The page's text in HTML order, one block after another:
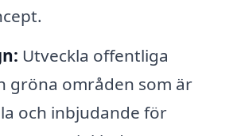
Utveckla offentliga
gröna områden som är
och inbjudande för